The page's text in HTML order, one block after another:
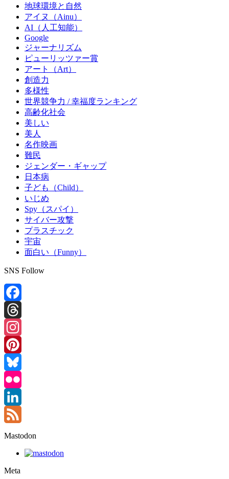
地球環境と自然
アイヌ（Ainu）
AI（人工知能）
Google
ジャーナリズム
ピューリッツァー賞
アート（Art）
創造力
多様性
世界競争力 / 幸福度ランキング
高齢化社会
美しい
美人
名作映画
難民
ジェンダー・ギャップ
日本病
子ども（Child）
いじめ
Spy（スパイ）
サイバー攻撃
プラスチック
宇宙
面白い（Funny）
SNS Follow
Facebook
Threads
Instagram
Pinterest
Bluesky
Flickr
LinkedIn
Feed
Mastodon
Meta